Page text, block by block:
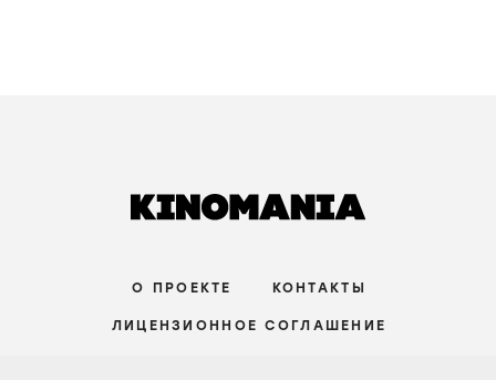
О ПРОЕКТЕ КОНТАКТЫ
ЛИЦЕНЗИОННОЕ СОГЛАШЕНИЕ